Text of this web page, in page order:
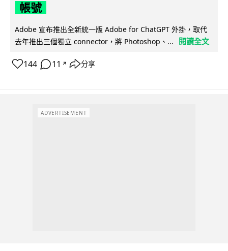
帳號
Adobe 宣布推出全新統一版 Adobe for ChatGPT 外掛，取代
去年推出三個獨立 connector，將 Photoshop、...
閱讀全文
144 11 ↗ 分享
ADVERTISEMENT